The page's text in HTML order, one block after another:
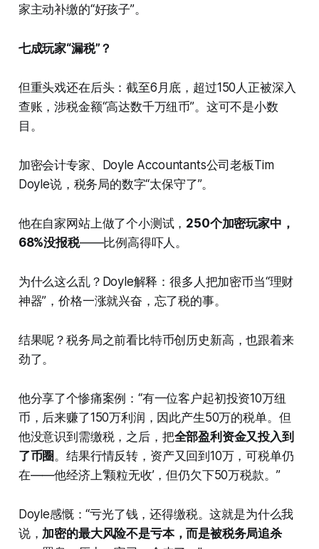
家主动补缴的“好孩子”。
七成玩家“漏税”？
但重头戏还在后头：截至6月底，超过150人正被深入
查账，涉税金额“高达数千万纽币”。这可不是小数
目。
加密会计专家、Doyle Accountants公司老板Tim
Doyle说，税务局的数字“太保守了”。
他在自家网站上做了个小测试， 250个加密玩家中，
68%没报税——比例高得吓人。
为什么这么乱？Doyle解释：很多人把加密币当“理财
神器”，价格一涨就兴奋，忘了税的事。
结果呢？税务局之前看比特币创历史新高，也跟着来
劲了。
他分享了个惨痛案例：“有一位客户起初投资10万纽
币，后来赚了150万利润，因此产生50万的税单。但
他没意识到需缴税，之后，把全部盈利资金又投入到
了币圈 。结果行情反转，资产又回到10万，可税单仍
在——他经济上‘颗粒无收’，但仍欠下50万税款。”
Doyle感慨：“亏光了钱，还得缴税。这就是为什么我
说， 加密的最大风险不是亏本，而是被税务局追杀